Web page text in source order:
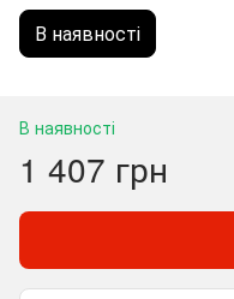
В наявності
В наявності
1 407 грн